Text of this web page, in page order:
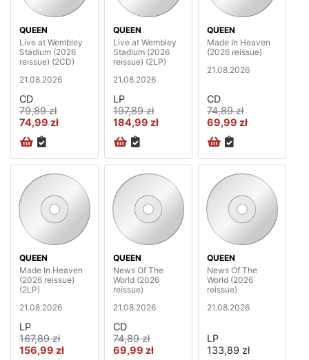
QUEEN
Live at Wembley
Stadium (2026
reissue) (2CD)
21.08.2026
CD
79,89 zł
74,99 zł
QUEEN
Live at Wembley
Stadium (2026
reissue) (2LP)
21.08.2026
LP
197,89 zł
184,99 zł
QUEEN
Made In Heaven
(2026 reissue)
21.08.2026
CD
74,89 zł
69,99 zł
QUEEN
Made In Heaven
(2026 reissue)
(2LP)
21.08.2026
LP
167,89 zł
156,99 zł
QUEEN
News Of The
World (2026
reissue)
21.08.2026
CD
74,89 zł
69,99 zł
QUEEN
News Of The
World (2026
reissue)
21.08.2026
LP
133,89 zł